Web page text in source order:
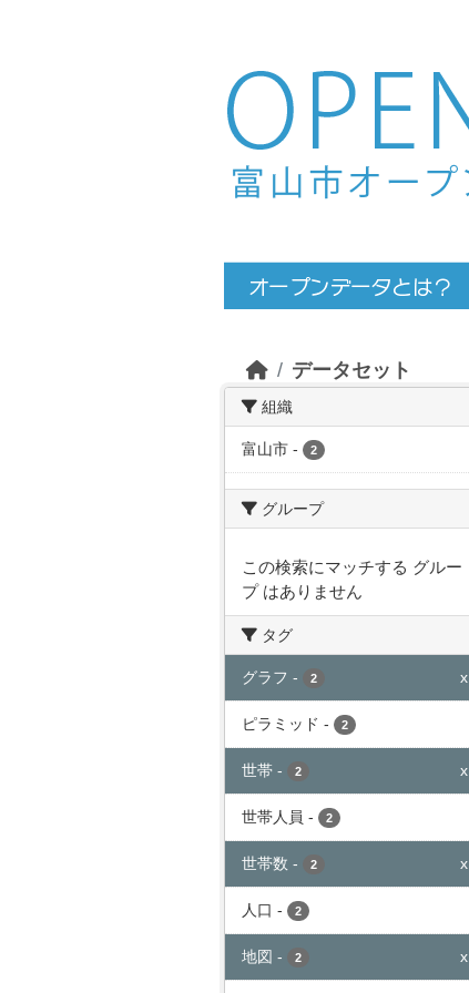
Skip to main content
データセット
組織
富山市 - 2
グループ
この検索にマッチする グルー
プ はありません
タグ
グラフ - 2 x
ピラミッド - 2
世帯 - 2 x
世帯人員 - 2
世帯数 - 2 x
人口 - 2
地図 - 2 x